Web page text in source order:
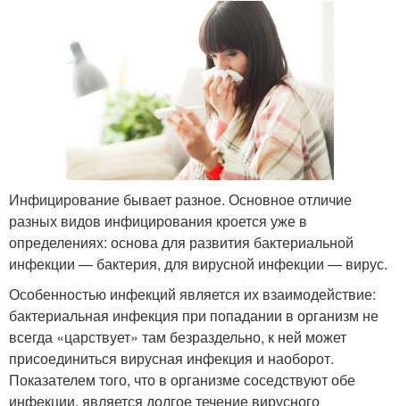
Инфицирование бывает разное. Основное отличие
разных видов инфицирования кроется уже в
определениях: основа для развития бактериальной
инфекции — бактерия, для вирусной инфекции — вирус.
Особенностью инфекций является их взаимодействие:
бактериальная инфекция при попадании в организм не
всегда «царствует» там безраздельно, к ней может
присоединиться вирусная инфекция и наоборот.
Показателем того, что в организме соседствуют обе
инфекции, является долгое течение вирусного